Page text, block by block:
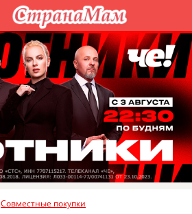
Совместные покупки